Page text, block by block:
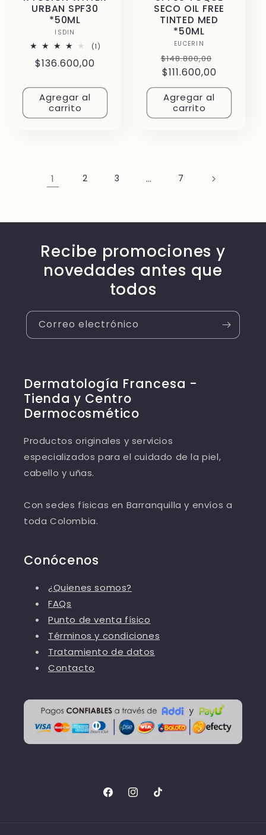
URBAN SPF30
*50ML
Proveedor:
ISDIN
(1)
Precio
$136.600,00
Agregar al
carrito
SECO OIL FREE
TINTED MED
*50ML
Proveedor:
EUCERIN
Precio
habitual
$148.800,00
oferta
$111.600,00
Agregar al
carrito
1 2 3 … 7
Recibe promociones y
novedades antes que
todos
Correo electrónico
Dermatología Francesa -
Tienda y Centro
Dermocosmético
Productos originales y servicios
especializados para el cuidado de la piel,
cabello y uñas.
Con sedes físicas en Barranquilla y envíos a
toda Colombia.
Conócenos
¿Quienes somos?
FAQs
Punto de venta físico
Términos y condiciones
Tratamiento de datos
Contacto
FacebookInstagram
TikTok